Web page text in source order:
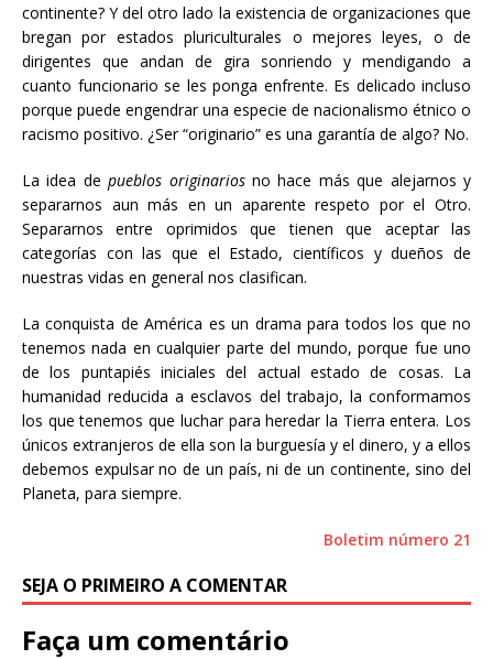
continente? Y del otro lado la existencia de organizaciones que
bregan por estados pluriculturales o mejores leyes, o de
dirigentes que andan de gira sonriendo y mendigando a
cuanto funcionario se les ponga enfrente. Es delicado incluso
porque puede engendrar una especie de nacionalismo étnico o
racismo positivo. ¿Ser “originario” es una garantía de algo? No.
La idea depueblos originariosno hace más que alejarnos y
separarnos aun más en un aparente respeto por el Otro.
Separarnos entre oprimidos que tienen que aceptar las
categorías con las que el Estado, científicos y dueños de
nuestras vidas en general nos clasifican.
La conquista de América es un drama para todos los que no
tenemos nada en cualquier parte del mundo, porque fue uno
de los puntapiés iniciales del actual estado de cosas. La
humanidad reducida a esclavos del trabajo, la conformamos
los que tenemos que luchar para heredar la Tierra entera. Los
únicos extranjeros de ella son la burguesía y el dinero, y a ellos
debemos expulsar no de un país, ni de un continente, sino del
Planeta, para siempre.
Boletim número 21
SEJA O PRIMEIRO A COMENTAR
Faça um comentário